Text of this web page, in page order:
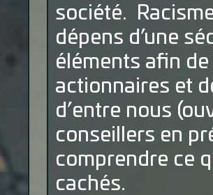
société.
dépens d’une
éléments afin
actionnaires et
d’entre nous
conseillers en
comprendre ce
cachés.